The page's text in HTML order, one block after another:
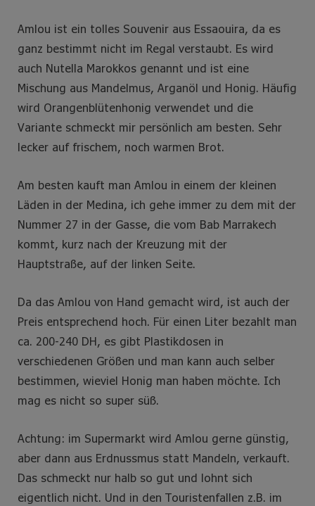
Amlou ist ein tolles Souvenir aus Essaouira, da es
ganz bestimmt nicht im Regal verstaubt. Es wird
auch Nutella Marokkos genannt und ist eine
Mischung aus Mandelmus, Arganöl und Honig. Häufig
wird Orangenblütenhonig verwendet und die
Variante schmeckt mir persönlich am besten. Sehr
lecker auf frischem, noch warmen Brot.
Am besten kauft man Amlou in einem der kleinen
Läden in der Medina, ich gehe immer zu dem mit der
Nummer 27 in der Gasse, die vom Bab Marrakech
kommt, kurz nach der Kreuzung mit der
Hauptstraße, auf der linken Seite.
Da das Amlou von Hand gemacht wird, ist auch der
Preis entsprechend hoch. Für einen Liter bezahlt man
ca. 200-240 DH, es gibt Plastikdosen in
verschiedenen Größen und man kann auch selber
bestimmen, wieviel Honig man haben möchte. Ich
mag es nicht so super süß.
Achtung: im Supermarkt wird Amlou gerne günstig,
aber dann aus Erdnussmus statt Mandeln, verkauft.
Das schmeckt nur halb so gut und lohnt sich
eigentlich nicht. Und in den Touristenfallen z.B. im